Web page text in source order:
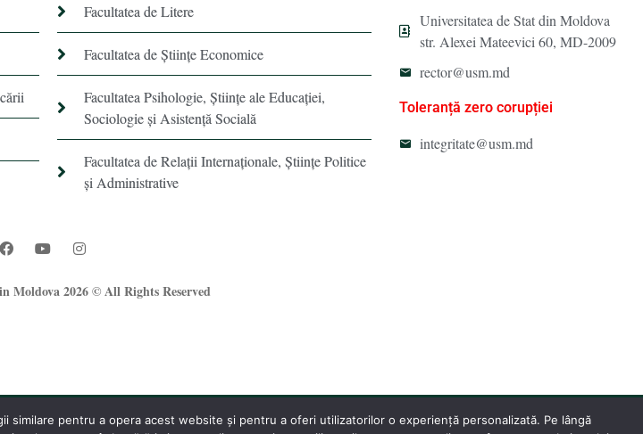
Facultatea de Litere
Facultatea de Științe Economice
Facultatea Psihologie, Ştiinţe ale Educaţiei,
Sociologie și Asistență Socială
Facultatea de Relaţii Internaţionale, Ştiinţe Politice
şi Administrative
Universitatea de Stat din Moldova
str. Alexei Mateevici 60, MD-2009
rector@usm.md
Toleranță zero corupției
integritate@usm.md
Moldova 2026 © All Rights Reserved
pentru a opera acest website și pentru a oferi utilizatorilor o experiență personalizată. Pe lângă